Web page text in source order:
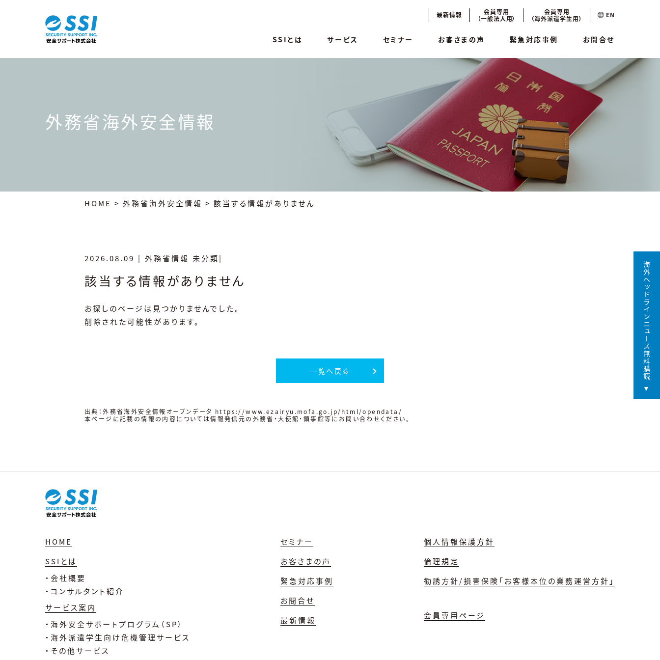
最新情報
会員専用
（一般法人用）
会員専用
（海外派遣学生用）
EN
SSIとは サービス セミナー お客さまの声 緊急対応事例 お問合せ
海外ヘッドラインニュース無料購読
外務省海外安全情報
HOME > 外務省海外安全情報 > 該当する情報がありません
2026.08.09 | 外務省情報 未分類|
該当する情報がありません
お探しのページは見つかりませんでした。
削除された可能性があります。
一覧へ戻る
出典：外務省海外安全情報オープンデータ https://www.ezairyu.mofa.go.jp/html/opendata/
本ページに記載の情報の内容については情報発信元の外務省・大使館・領事館等にお問い合わせください。
HOME
SSIとは
・会社概要
・コンサルタント紹介
サービス案内
・海外安全サポートプログラム（SP）
・海外派遣学生向け危機管理サービス
・その他サービス
セミナー
お客さまの声
緊急対応事例
お問合せ
最新情報
個人情報保護方針
倫理規定
勧誘方針/損害保険「お客様本位の業務運営方針」
会員専用ページ